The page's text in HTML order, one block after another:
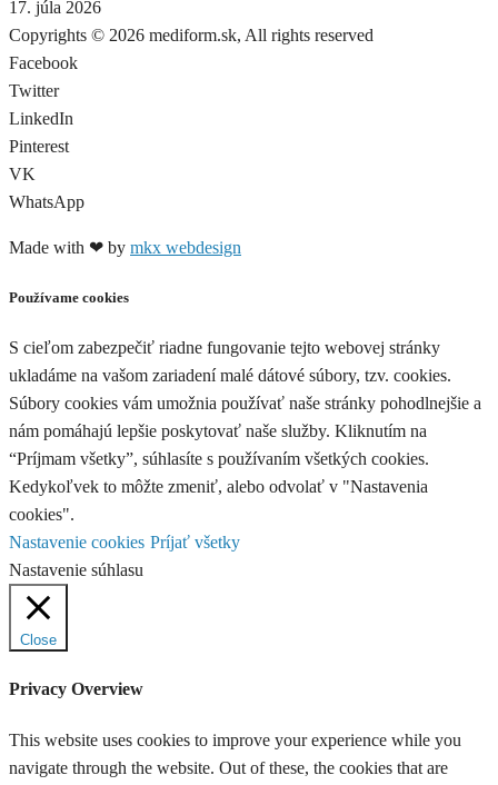
17. júla 2026
Copyrights © 2026 mediform.sk, All rights reserved​
Facebook
Twitter
LinkedIn
Pinterest
VK
WhatsApp
Made with ❤ by mkx webdesign
Používame cookies
S cieľom zabezpečiť riadne fungovanie tejto webovej stránky
ukladáme na vašom zariadení malé dátové súbory, tzv. cookies.
Súbory cookies vám umožnia používať naše stránky pohodlnejšie a
nám pomáhajú lepšie poskytovať naše služby. Kliknutím na
“Príjmam všetky”, súhlasíte s používaním všetkých cookies.
Kedykoľvek to môžte zmeniť, alebo odvolať v "Nastavenia
cookies".
Nastavenie cookies Príjať všetky
Nastavenie súhlasu
Close
Privacy Overview
This website uses cookies to improve your experience while you
navigate through the website. Out of these, the cookies that are